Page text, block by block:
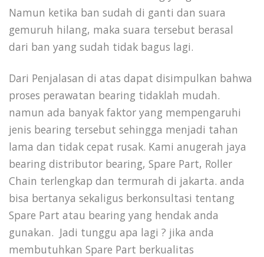
Namun ketika ban sudah di ganti dan suara
gemuruh hilang, maka suara tersebut berasal
dari ban yang sudah tidak bagus lagi.
Dari Penjalasan di atas dapat disimpulkan bahwa
proses perawatan bearing tidaklah mudah.
namun ada banyak faktor yang mempengaruhi
jenis bearing tersebut sehingga menjadi tahan
lama dan tidak cepat rusak. Kami anugerah jaya
bearing distributor bearing, Spare Part, Roller
Chain terlengkap dan termurah di jakarta. anda
bisa bertanya sekaligus berkonsultasi tentang
Spare Part atau bearing yang hendak anda
gunakan. Jadi tunggu apa lagi ? jika anda
membutuhkan Spare Part berkualitas